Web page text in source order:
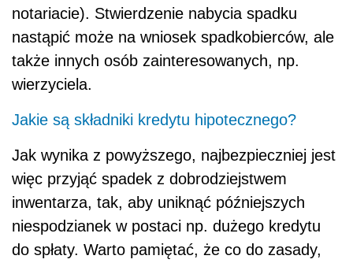
notariacie). Stwierdzenie nabycia spadku
nastąpić może na wniosek spadkobierców, ale
także innych osób zainteresowanych, np.
wierzyciela.
Jakie są składniki kredytu hipotecznego?
Jak wynika z powyższego, najbezpieczniej jest
więc przyjąć spadek z dobrodziejstwem
inwentarza, tak, aby uniknąć późniejszych
niespodzianek w postaci np. dużego kredytu
do spłaty. Warto pamiętać, że co do zasady,